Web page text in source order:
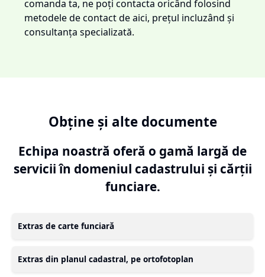
comanda ta, ne poți contacta oricând folosind
metodele de contact de aici, prețul incluzând și
consultanța specializată.
Obține și alte documente
Echipa noastră oferă o gamă largă de
servicii în domeniul cadastrului și cărții
funciare.
Extras de carte funciară
Extras din planul cadastral, pe ortofotoplan